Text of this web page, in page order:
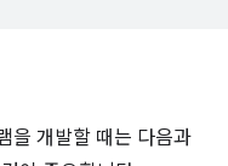
을 개발할 때는 다음과